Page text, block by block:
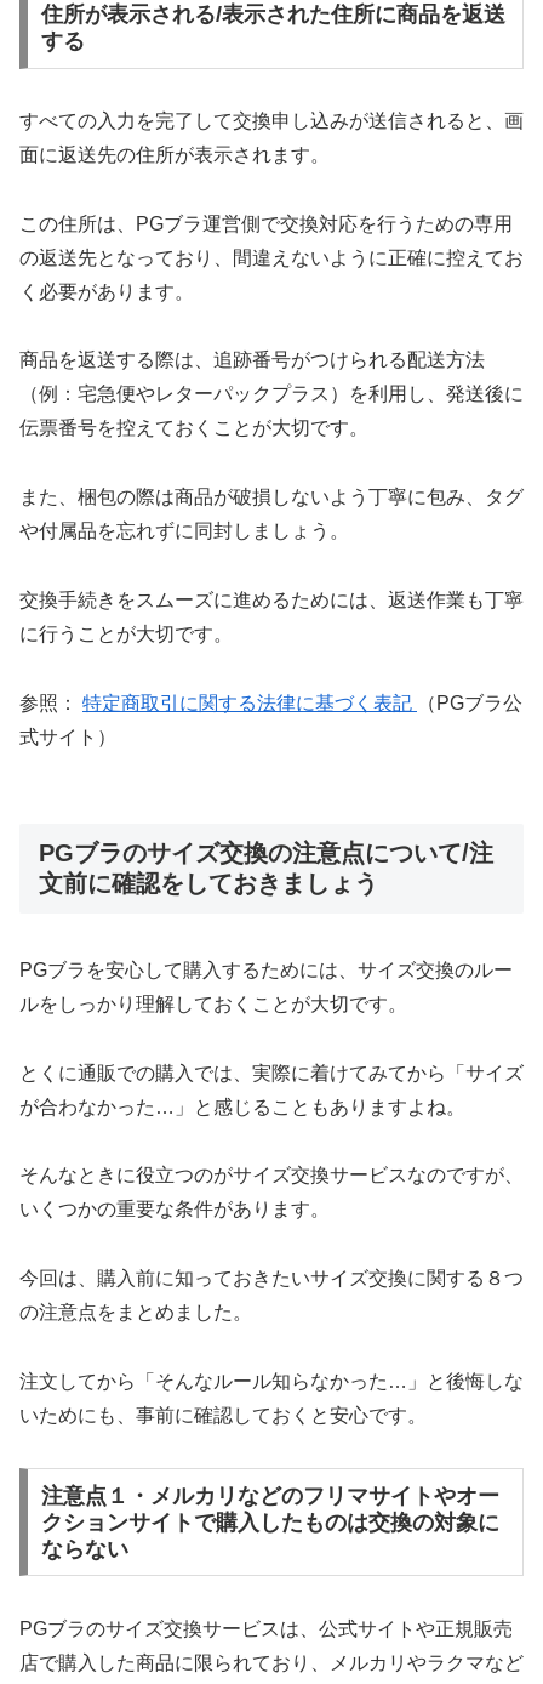
住所が表示される/表示された住所に商品を返送
する
すべての入力を完了して交換申し込みが送信されると、画
面に返送先の住所が表示されます。
この住所は、PGブラ運営側で交換対応を行うための専用
の返送先となっており、間違えないように正確に控えてお
く必要があります。
商品を返送する際は、追跡番号がつけられる配送方法
（例：宅急便やレターパックプラス）を利用し、発送後に
伝票番号を控えておくことが大切です。
また、梱包の際は商品が破損しないよう丁寧に包み、タグ
や付属品を忘れずに同封しましょう。
交換手続きをスムーズに進めるためには、返送作業も丁寧
に行うことが大切です。
参照： 特定商取引に関する法律に基づく表記
（PGブラ公
式サイト）
PGブラのサイズ交換の注意点について/注
文前に確認をしておきましょう
PGブラを安心して購入するためには、サイズ交換のルー
ルをしっかり理解しておくことが大切です。
とくに通販での購入では、実際に着けてみてから「サイズ
が合わなかった…」と感じることもありますよね。
そんなときに役立つのがサイズ交換サービスなのですが、
いくつかの重要な条件があります。
今回は、購入前に知っておきたいサイズ交換に関する８つ
の注意点をまとめました。
注文してから「そんなルール知らなかった…」と後悔しな
いためにも、事前に確認しておくと安心です。
注意点１・メルカリなどのフリマサイトやオー
クションサイトで購入したものは交換の対象に
ならない
PGブラのサイズ交換サービスは、公式サイトや正規販売
店で購入した商品に限られており、メルカリやラクマなど